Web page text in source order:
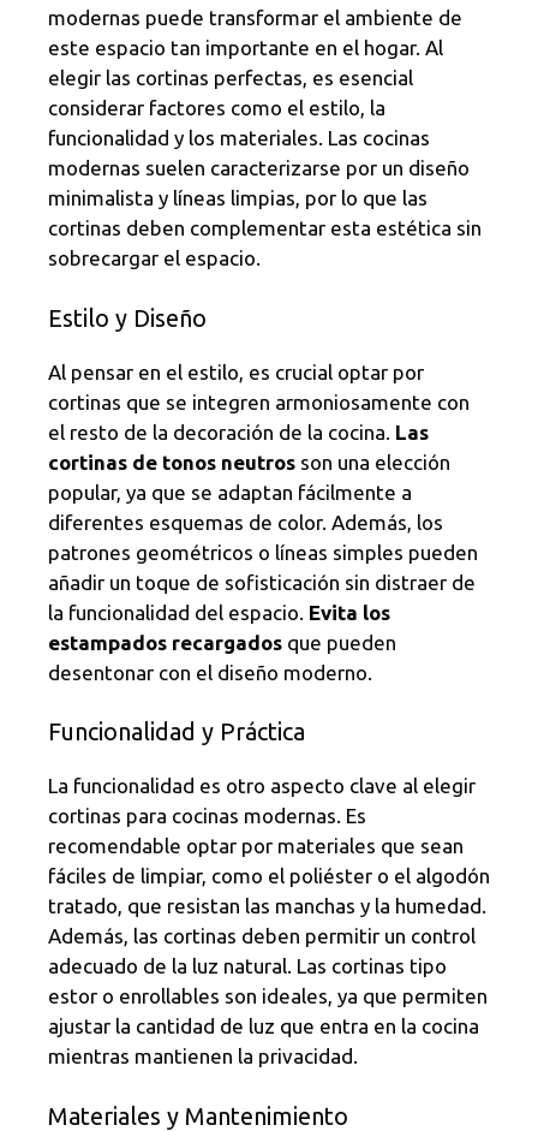
modernas puede transformar el ambiente de
este espacio tan importante en el hogar. Al
elegir las cortinas perfectas, es esencial
considerar factores como el estilo, la
funcionalidad y los materiales. Las cocinas
modernas suelen caracterizarse por un diseño
minimalista y líneas limpias, por lo que las
cortinas deben complementar esta estética sin
sobrecargar el espacio.
Estilo y Diseño
Al pensar en el estilo, es crucial optar por
cortinas que se integren armoniosamente con
el resto de la decoración de la cocina. Las
cortinas de tonos neutros son una elección
popular, ya que se adaptan fácilmente a
diferentes esquemas de color. Además, los
patrones geométricos o líneas simples pueden
añadir un toque de sofisticación sin distraer de
la funcionalidad del espacio. Evita los
estampados recargados que pueden
desentonar con el diseño moderno.
Funcionalidad y Práctica
La funcionalidad es otro aspecto clave al elegir
cortinas para cocinas modernas. Es
recomendable optar por materiales que sean
fáciles de limpiar, como el poliéster o el algodón
tratado, que resistan las manchas y la humedad.
Además, las cortinas deben permitir un control
adecuado de la luz natural. Las cortinas tipo
estor o enrollables son ideales, ya que permiten
ajustar la cantidad de luz que entra en la cocina
mientras mantienen la privacidad.
Materiales y Mantenimiento